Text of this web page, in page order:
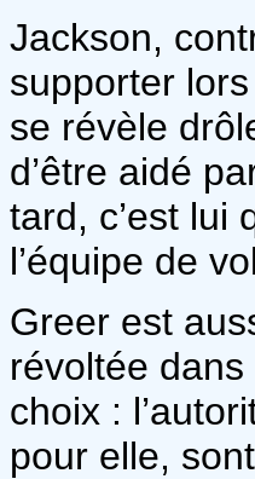
Jackson,
supporter
se révèle
d’être aidé
tard, c’est lui
l’équipe de
Greer est
révoltée
choix :
pour elle,